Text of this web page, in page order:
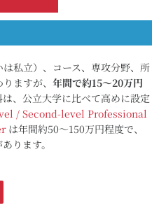
私立）、コース、専攻分野、所
ますが、 年間で約15～20万円
、公立大学に比べて高めに設定
/ Second-level Professional
は年間約50～150万円程度で、
ります。